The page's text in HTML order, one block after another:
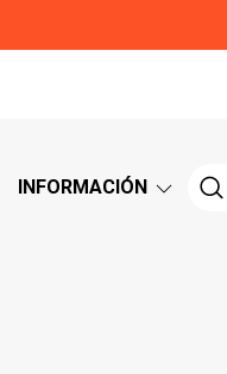
INFORMACIÓN